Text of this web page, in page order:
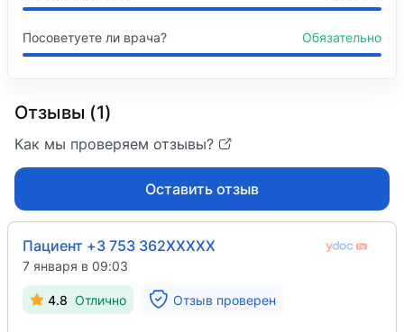
Посоветуете ли врача? Обязательно
Отзывы (1)
Как мы проверяем отзывы?
Оставить отзыв
Пациент +3 753 362XXXXX
7 января в 09:03
4.8 Отлично Отзыв проверен